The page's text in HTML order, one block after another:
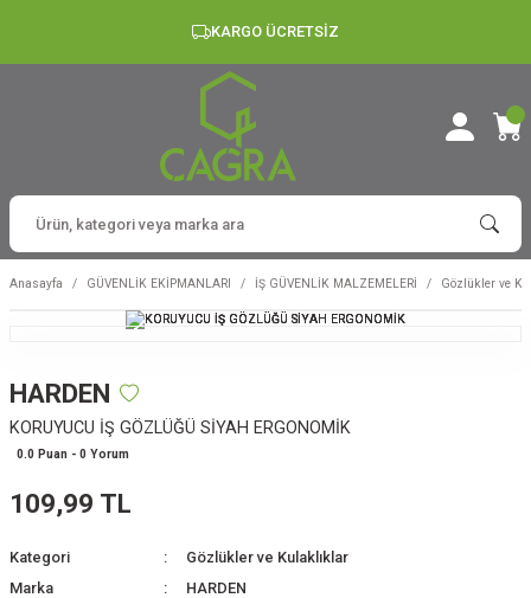
KARGO ÜCRETSİZ
Anasayfa GÜVENLİK EKİPMANLARI İŞ GÜVENLİK MALZEMELERİ Gözlükler ve
HARDEN
KORUYUCU İŞ GÖZLÜĞÜ SİYAH ERGONOMİK
0.0 Puan - 0 Yorum
109,99 TL
Kategori
Gözlükler ve Kulaklıklar
Marka
HARDEN